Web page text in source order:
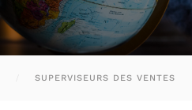
SUPERVISEURS DES VENTES